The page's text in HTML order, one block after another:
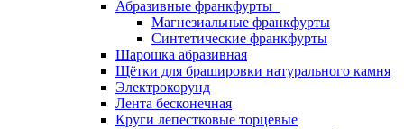
Абразивные франкфурты
Магнезиальные франкфурты
Синтетические франкфурты
Шарошка абразивная
Щётки для брашировки натурального камня
Электрокорунд
Лента бесконечная
Круги лепестковые торцевые